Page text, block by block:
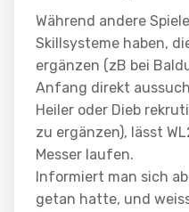
Während andere
Skillsysteme haben,
ergänzen (zB bei
Anfang direkt
Heiler oder Dieb
zu ergänzen), lässt
Messer laufen.
Informiert man sich
getan hatte, und